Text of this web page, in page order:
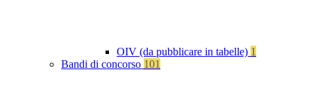
OIV (da pubblicare in tabelle) 1
Bandi di concorso 101